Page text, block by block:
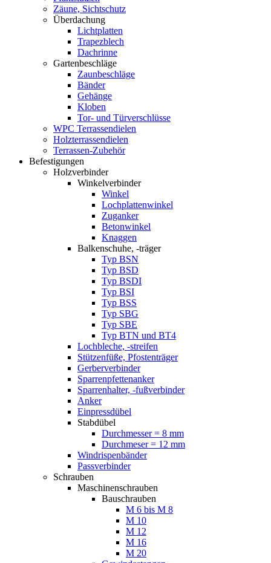
Zäune, Sichtschutz
Überdachung
Lichtplatten
Trapezblech
Dachrinne
Gartenbeschläge
Zaunbeschläge
Bänder
Gehänge
Kloben
Tor- und Türverschlüsse
WPC Terrassendielen
Holzterrassendielen
Terrassen-Zubehör
Befestigungen
Holzverbinder
Winkelverbinder
Winkel
Lochplattenwinkel
Zuganker
Betonwinkel
Knaggen
Balkenschuhe, -träger
Typ BSN
Typ BSD
Typ BSDI
Typ BSI
Typ BSS
Typ SBG
Typ SBE
Typ BTN und BT4
Lochbleche, -streifen
Stützenfüße, Pfostenträger
Gerberverbinder
Sparrenpfettenanker
Sparrenhalter, -fußverbinder
Anker
Einpressdübel
Stabdübel
Durchmesser = 8 mm
Durchmeser = 12 mm
Windrispenbänder
Passverbinder
Schrauben
Maschinenschrauben
Bauschrauben
M 6 bis M 8
M 10
M 12
M 16
M 20